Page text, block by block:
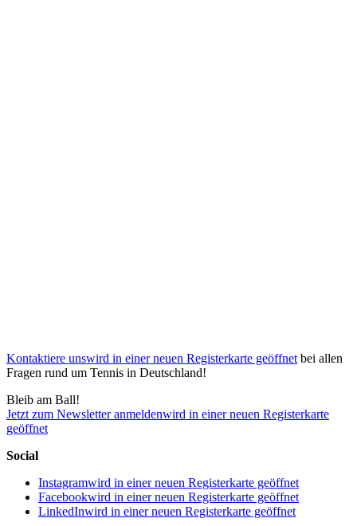
Kontaktiere unswird in einer neuen Registerkarte geöffnet bei allen
Fragen rund um Tennis in Deutschland!
Bleib am Ball!
Jetzt zum Newsletter anmeldenwird in einer neuen Registerkarte
geöffnet
Social
Instagramwird in einer neuen Registerkarte geöffnet
Facebookwird in einer neuen Registerkarte geöffnet
LinkedInwird in einer neuen Registerkarte geöffnet